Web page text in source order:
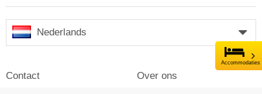
Accommodaties
Nederlands
Contact Over ons